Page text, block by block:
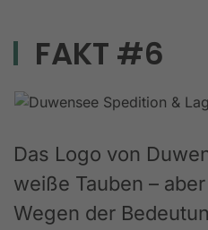
FAKT #6
Das Logo von
weiße Tauben –
Wegen der